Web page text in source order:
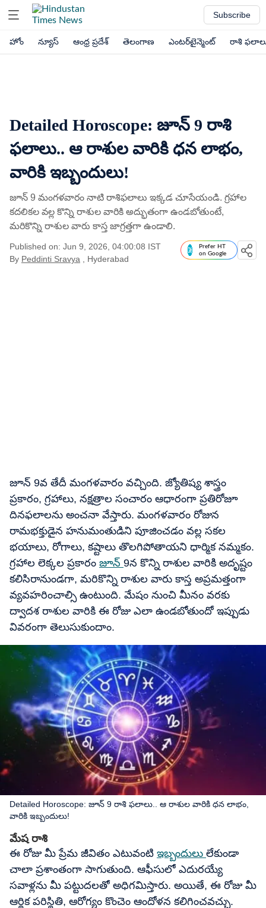
Subscribe
హోం న్యూస్ ఆంధ్ర ప్రదేశ్ తెలంగాణ ఎంటర్‌టైన్మెంట్ రాశి
Detailed Horoscope: జూన్ 9 రాశి
ఫలాలు.. ఆ రాశుల వారికి ధన లాభం,
వారికి ఇబ్బందులు!
జూన్ 9 మంగళవారం నాటి రాశిఫలాలు ఇక్కడ చూసేయండి. గ్రహాల
కదలికల వల్ల కొన్ని రాశుల వారికి అద్భుతంగా ఉండబోతుంటే,
మరికొన్ని రాశుల వారు కాస్త జాగ్రత్తగా ఉండాలి.
Published on: Jun 9, 2026, 04:00:08 IST
By Peddinti Sravya , Hyderabad
Prefer HT
on Google
జూన్ 9వ తేదీ మంగళవారం వచ్చింది. జ్యోతిష్య శాస్త్రం
ప్రకారం, గ్రహాలు, నక్షత్రాల సంచారం ఆధారంగా ప్రతిరోజూ
దినఫలాలను అంచనా వేస్తారు. మంగళవారం రోజున
రామభక్తుడైన హనుమంతుడిని పూజించడం వల్ల సకల
భయాలు, రోగాలు, కష్టాలు తొలగిపోతాయని ధార్మిక నమ్మకం.
గ్రహాల లెక్కల ప్రకారం జూన్ 9న కొన్ని రాశుల వారికి అదృష్టం
కలిసిరానుండగా, మరికొన్ని రాశుల వారు కాస్త అప్రమత్తంగా
వ్యవహరించాల్సి ఉంటుంది. మేషం నుంచి మీనం వరకు
ద్వాదశ రాశుల వారికి ఈ రోజు ఎలా ఉండబోతుందో ఇప్పుడు
వివరంగా తెలుసుకుందాం.
Detailed Horoscope: జూన్ 9 రాశి ఫలాలు.. ఆ రాశుల వారికి ధన లాభం,
వారికి ఇబ్బందులు!
మేష రాశి
ఈ రోజు మీ ప్రేమ జీవితం ఎటువంటి ఇబ్బందులు లేకుండా
చాలా ప్రశాంతంగా సాగుతుంది. ఆఫీసులో ఎదురయ్యే
సవాళ్లను మీ పట్టుదలతో అధిగమిస్తారు. అయితే, ఈ రోజు మీ
ఆర్థిక పరిస్థితి, ఆరోగ్యం కొంచెం ఆందోళన కలిగించవచ్చు.